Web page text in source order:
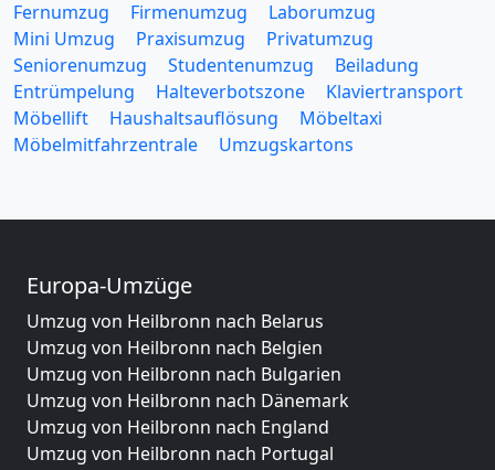
Fernumzug
Firmenumzug
Laborumzug
Mini Umzug
Praxisumzug
Privatumzug
Seniorenumzug
Studentenumzug
Beiladung
Entrümpelung
Halteverbotszone
Klaviertransport
Möbellift
Haushaltsauflösung
Möbeltaxi
Möbelmitfahrzentrale
Umzugskartons
Europa-Umzüge
Umzug von Heilbronn nach Belarus
Umzug von Heilbronn nach Belgien
Umzug von Heilbronn nach Bulgarien
Umzug von Heilbronn nach Dänemark
Umzug von Heilbronn nach England
Umzug von Heilbronn nach Portugal